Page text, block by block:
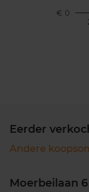
€ 0
Eerder
Andere
Moerbeilaan 6